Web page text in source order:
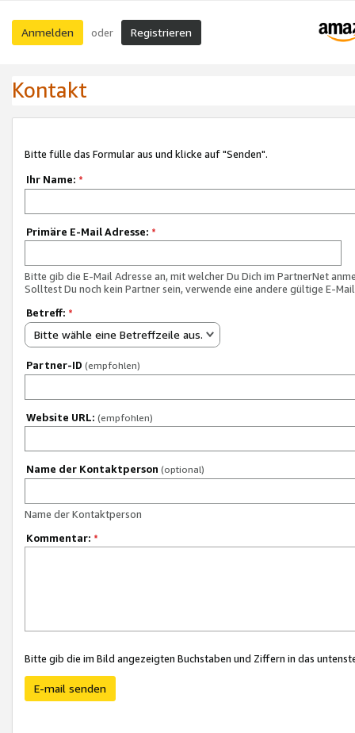
Anmelden oder Registrieren
Kontakt
Bitte fülle das Formular aus und klicke auf "Senden".
Ihr Name: *
Primäre E-Mail Adresse: *
Bitte gib die E-Mail Adresse an, mit welcher Du Dich im PartnerNet
Solltest Du noch kein Partner sein, verwende eine andere gültige E-
Betreff: *
Bitte wähle eine Betreffzeile aus.
Partner-ID (empfohlen)
Website URL: (empfohlen)
Name der Kontaktperson (optional)
Name der Kontaktperson
Kommentar: *
Bitte gib die im Bild angezeigten Buchstaben und Ziffern in das
E-mail senden